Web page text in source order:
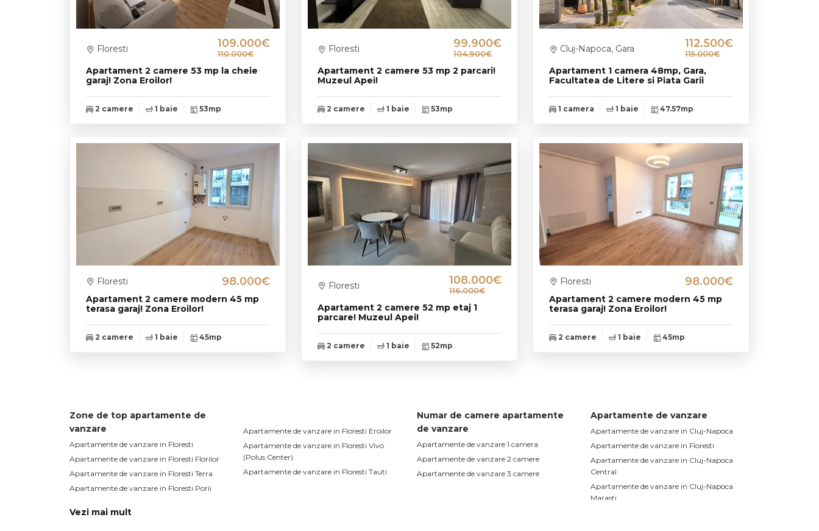
Apartament 2 camere 53 mp la cheie
garaj! Zona Eroilor!
Floresti 109.000€
110.000€
2 camere 1 baie 53mp
Apartament 2 camere 53 mp 2 parcari!
Muzeul Apei!
Floresti 99.900€
104.900€
2 camere 1 baie 53mp
Apartament 1 camera 48mp, Gara,
Facultatea de Litere si Piata Garii
Cluj-Napoca, Gara 112.500€
115.000€
1 camera 1 baie 47.57mp
Apartament 2 camere modern 45 mp
terasa garaj! Zona Eroilor!
Floresti 98.000€
2 camere 1 baie 45mp
Apartament 2 camere 52 mp etaj 1
parcare! Muzeul Apei!
Floresti 108.000€
116.000€
2 camere 1 baie 52mp
Apartament 2 camere modern 45 mp
terasa garaj! Zona Eroilor!
Floresti 98.000€
2 camere 1 baie 45mp
Zone de top apartamente de
vanzare
Apartamente de vanzare in Floresti
Apartamente de vanzare in Floresti Florilor
Apartamente de vanzare in Floresti Terra
Apartamente de vanzare in Floresti Porii
Apartamente de vanzare in Floresti Eroilor
Apartamente de vanzare in Floresti Vivo
(Polus Center)
Apartamente de vanzare in Floresti Tauti
Numar de camere apartamente
de vanzare
Apartamente de vanzare 1 camera
Apartamente de vanzare 2 camere
Apartamente de vanzare 3 camere
Apartamente de vanzare
Apartamente de vanzare in Cluj-Napoca
Apartamente de vanzare in Floresti
Apartamente de vanzare in Cluj-Napoca
Central
Apartamente de vanzare in Cluj-Napoca
Marasti
Vezi mai mult